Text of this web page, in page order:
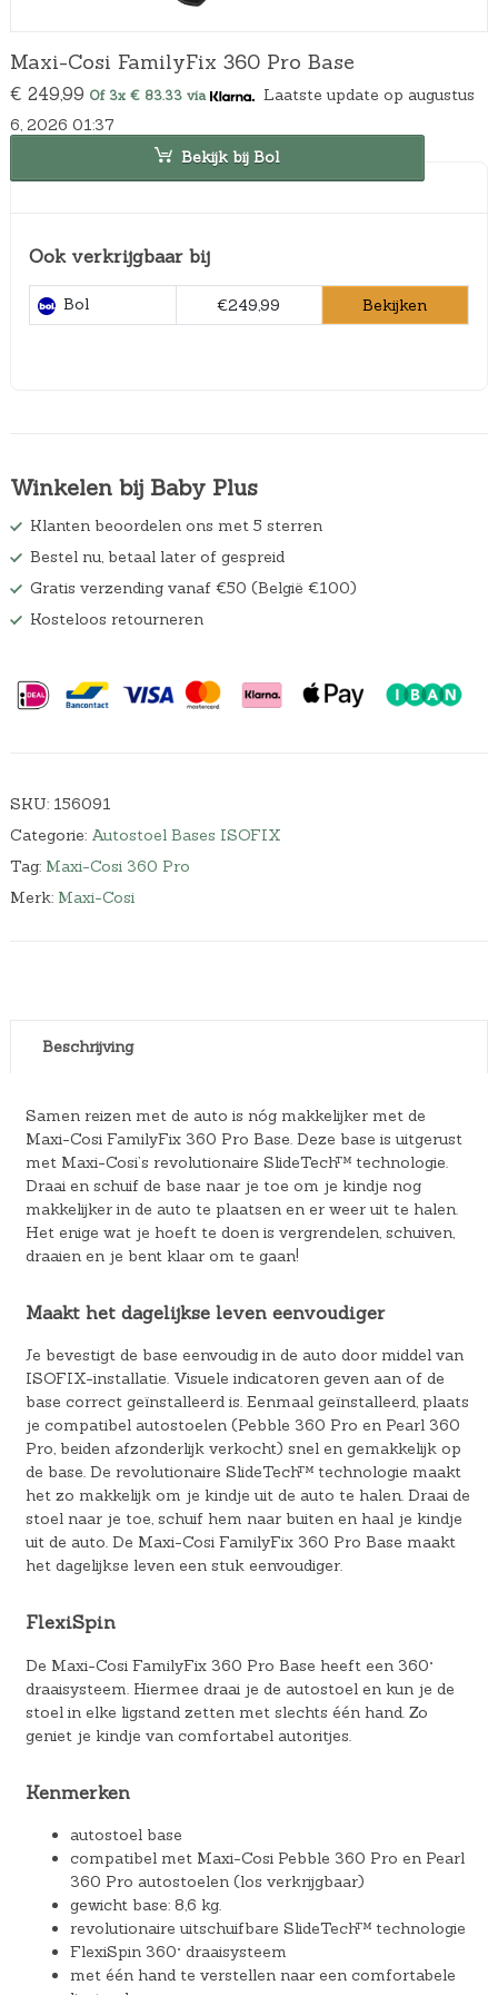
Maxi-Cosi FamilyFix 360 Pro Base
€ 249,99 Of 3x € 83.33 via
Laatste update op augustus
6, 2026 01:37
Bekijk bij Bol
Ook verkrijgbaar bij
Bol €249,99 Bekijken
Winkelen bij Baby Plus
Klanten beoordelen ons met 5 sterren
Bestel nu, betaal later of gespreid
Gratis verzending vanaf €50 (België €100)
Kosteloos retourneren
SKU: 156091
Categorie: Autostoel Bases ISOFIX
Tag: Maxi-Cosi 360 Pro
Merk: Maxi-Cosi
Beschrijving
Samen reizen met de auto is nóg makkelijker met de
Maxi-Cosi FamilyFix 360 Pro Base. Deze base is uitgerust
met Maxi-Cosi’s revolutionaire SlideTech™ technologie.
Draai en schuif de base naar je toe om je kindje nog
makkelijker in de auto te plaatsen en er weer uit te halen.
Het enige wat je hoeft te doen is vergrendelen, schuiven,
draaien en je bent klaar om te gaan!
Maakt het dagelijkse leven eenvoudiger
Je bevestigt de base eenvoudig in de auto door middel van
ISOFIX-installatie. Visuele indicatoren geven aan of de
base correct geïnstalleerd is. Eenmaal geïnstalleerd, plaats
je compatibel autostoelen (Pebble 360 Pro en Pearl 360
Pro, beiden afzonderlijk verkocht) snel en gemakkelijk op
de base. De revolutionaire SlideTech™ technologie maakt
het zo makkelijk om je kindje uit de auto te halen. Draai de
stoel naar je toe, schuif hem naar buiten en haal je kindje
uit de auto. De Maxi-Cosi FamilyFix 360 Pro Base maakt
het dagelijkse leven een stuk eenvoudiger.
FlexiSpin
De Maxi-Cosi FamilyFix 360 Pro Base heeft een 360°
draaisysteem. Hiermee draai je de autostoel en kun je de
stoel in elke ligstand zetten met slechts één hand. Zo
geniet je kindje van comfortabel autoritjes.
Kenmerken
autostoel base
compatibel met Maxi-Cosi Pebble 360 Pro en Pearl
360 Pro autostoelen (los verkrijgbaar)
gewicht base: 8,6 kg.
revolutionaire uitschuifbare SlideTech™ technologie
FlexiSpin 360° draaisysteem
met één hand te verstellen naar een comfortabele